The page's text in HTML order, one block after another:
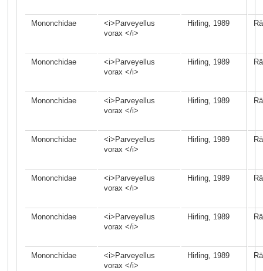
Mononchidae
<i>Parveyellus
vorax </i>
Hirling, 1989
Mononchidae
<i>Parveyellus
vorax </i>
Hirling, 1989
Mononchidae
<i>Parveyellus
vorax </i>
Hirling, 1989
Mononchidae
<i>Parveyellus
vorax </i>
Hirling, 1989
Mononchidae
<i>Parveyellus
vorax </i>
Hirling, 1989
Mononchidae
<i>Parveyellus
vorax </i>
Hirling, 1989
Mononchidae
<i>Parveyellus
vorax </i>
Hirling, 1989